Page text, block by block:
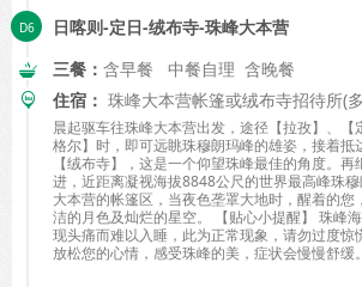
日喀则-定日-绒布寺-珠峰大本营
三餐： 含早餐 中餐自理 含晚餐
住宿： 珠峰大本营帐篷或绒布寺招待所(
晨起驱车往珠峰大本营出发，途径【拉孜】、
格尔】时，即可远眺珠穆朗玛峰的雄姿，接着抵
【绒布寺】，这是一个仰望珠峰最佳的角度。
进，近距离凝视海拔8848公尺的世界最高峰珠
大本营的帐篷区，当夜色垄罩大地时，醒着的您
洁的月色及灿烂的星空。 【贴心小提醒】 珠峰
现头痛而难以入睡，此为正常现象，请勿过度惊
放松您的心情，感受珠峰的美，症状会慢慢舒缓。